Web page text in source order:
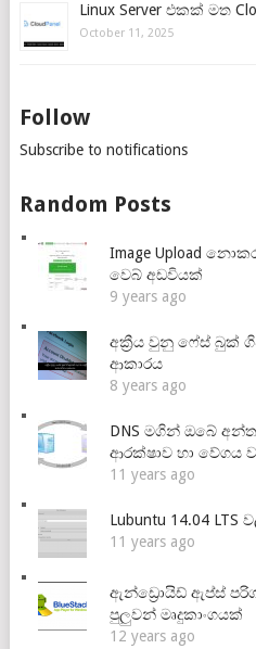
Linux Server එකක් මත
October 11, 2025
Follow
Subscribe to notifications
Random Posts
Image Upload
වෙබ් අඩවියක්
9 years ago
අක්‍රීය වුනු ෆේස් බුක්
ආකාරය
8 years ago
DNS මගින් ඔබේ
ආරක්ෂාව හා වේගය
11 years ago
Lubuntu 14.04
11 years ago
ඇන්ඩ්‍රොයිඩ් ඇප්ස්
පුලුවන් මෘදුකාංගයක්
12 years ago